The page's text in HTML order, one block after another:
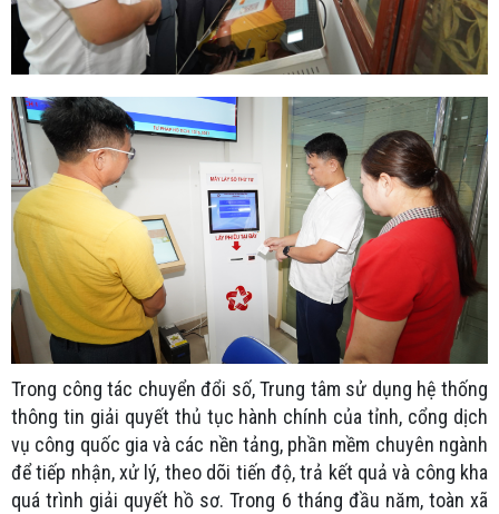
Trong công tác chuyển đổi số, Trung tâm sử dụng hệ thống
thông tin giải quyết thủ tục hành chính của tỉnh, cổng dịch
vụ công quốc gia và các nền tảng, phần mềm chuyên ngành
để tiếp nhận, xử lý, theo dõi tiến độ, trả kết quả và công kha
quá trình giải quyết hồ sơ. Trong 6 tháng đầu năm, toàn xã